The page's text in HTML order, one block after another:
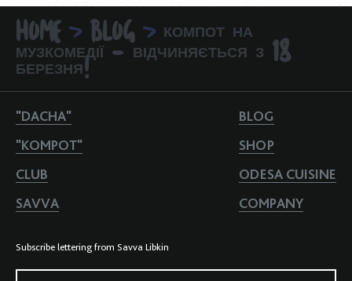
HOME > BLOG > КОМПОТ НА
МУЗКОМЕДІЇ - ВІДЧИНЯЄТЬСЯ З 18
БЕРЕЗНЯ!
"DACHA"
"KOMPOT"
CLUB
SAVVA
BLOG
SHOP
ODESA CUISINE
COMPANY
Subscribe lettering from Savva Libkin